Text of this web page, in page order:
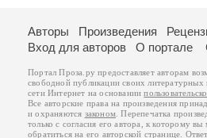
Авторы Произведения
Вход для авторов
О портале
Портал Проза.ру предоставляет авторам
свободной публикации своих литературных
сети Интернет на основании
Все авторские права на произведения
и охраняются законом. Перепечатка
только с согласия его автора, к которому вы
обратиться на его авторской странице.